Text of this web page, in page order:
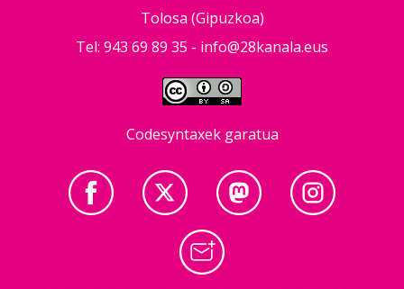
Tolosa (Gipuzkoa)
Tel: 943 69 89 35 - info@28kanala.eus
Codesyntaxek garatua